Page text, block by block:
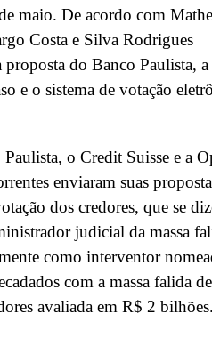
maio. De acordo com
Costa e Silva Rodrigues
do Banco Paulista, a
e o sistema de votação
o Credit Suisse e a
enviaram suas
dos credores, que se
judicial da massa
como interventor
com a massa falida
avaliada em R$ 2 bilhões.